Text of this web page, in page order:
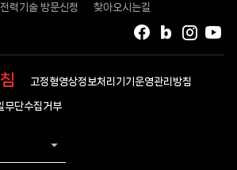
력기술 방문신청 찾아오시는길
인스
블로그
페이스북
고정형영상정보처리기기운영관리방침
무단수집거부